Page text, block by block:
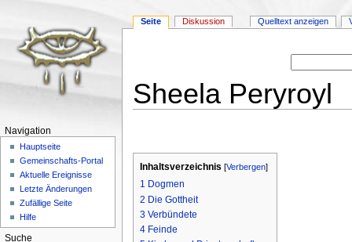
Sheela Peryroyl
Inhaltsverzeichnis [Verbergen]
1 Dogmen
2 Die Gottheit
3 Verbündete
4 Feinde
Seite Diskussion Quelltext anzeigen
Navigation
Hauptseite
Gemeinschafts-Portal
Aktuelle Ereignisse
Letzte Änderungen
Zufällige Seite
Hilfe
Suche